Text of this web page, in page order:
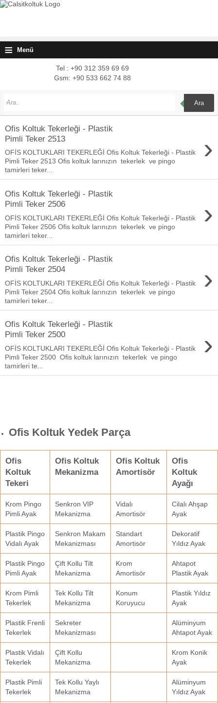
≡ Menü
Tel : +90 312 359 69 69
Gsm: +90 533 662 74 88
Ara
Ofis Koltuk Tekerleği - Plastik
Pimli Teker 2513
›
OFİS KOLTUKLARI TEKERLEĞİ Ofis Koltuk Tekerleği - Plastik
Pimli Teker 2513 Ofis koltuk larınızın tekerlek ve pingo
tamirleri teker...
Ofis Koltuk Tekerleği - Plastik
Pimli Teker 2506
›
OFİS KOLTUKLARI TEKERLEĞİ Ofis Koltuk Tekerleği - Plastik
Pimli Teker 2506 Ofis koltuk larınızın tekerlek ve pingo
tamirleri teker...
Ofis Koltuk Tekerleği - Plastik
Pimli Teker 2504
›
OFİS KOLTUKLARI TEKERLEĞİ Ofis Koltuk Tekerleği - Plastik
Pimli Teker 2504 Ofis koltuk larınızın tekerlek ve pingo
tamirleri teker...
Ofis Koltuk Tekerleği - Plastik
Pimli Teker 2500
›
OFİS KOLTUKLARI TEKERLEĞİ Ofis Koltuk Tekerleği - Plastik
Pimli Teker 2500 Ofis koltuk larınızın tekerlek ve pingo
tamirleri te...
Ofis Koltuk Yedek Parça
Ofis
Koltuk
Tekeri
Ofis Koltuk
Mekanizma
Ofis Koltuk
Amortisör
Ofis
Koltuk
Ayağı
Krom Pingo
Pimli Ayak
Senkron VIP
Mekanizma
Vidalı
Amortisör
Cilalı Ahşap
Ayak
Plastik Pingo
Vidalı Ayak
Senkron Makam
Mekanizması
Standart
Amortisör
Dekoratif
Yıldız Ayak
Plastik Pingo
Pimli Ayak
Çift Kollu Tilt
Mekanizma
Krom
Amortisör
Ahtapot
Plastik Ayak
Krom Pimli
Tekerlek
Tek Kollu Tilt
Mekanizma
Konum
Koruyucu
Plastik Yıldız
Ayak
Plastik Frenli
Tekerlek
Sekreter
Mekanizması
Alüminyum
Ahtapot Ayak
Plastik Vidalı
Tekerlek
Çift Kollu
Mekanizma
Krom Konik
Ayak
Plastik Pimli
Tekerlek
Tek Kollu Yaylı
Mekanizma
Alüminyum
Yıldız Ayak